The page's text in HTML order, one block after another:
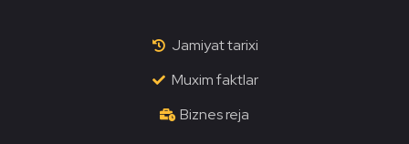
Jamiyat tarixi
Muxim faktlar
Biznes reja